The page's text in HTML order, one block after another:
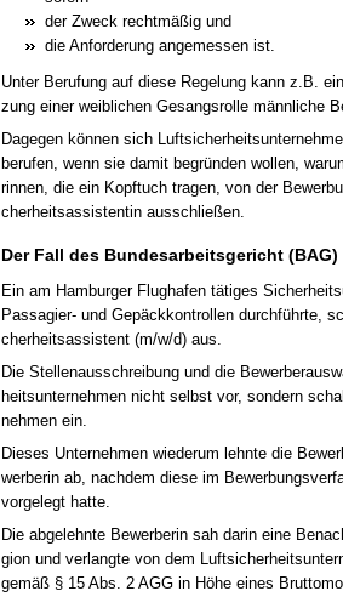
der Zweck rechtmäßig und
die An­for­de­rung an­ge­mes­sen ist.
Un­ter Be­ru­fung auf die­se Re­ge­lung kann z.B.
zung ei­ner weib­li­chen Ge­sangs­rol­le männ­li­che
Da­ge­gen können sich
be­ru­fen, wenn sie da­mit be­gründen wol­len,
rin­nen, die ein Kopf­tuch tra­gen, von der
cher­heits­as­sis­ten­tin aus­sch­ließen.
Der Fall des Bun­des­ar­beits­ge­richt (BAG)
Ein am Ham­bur­ger Flug­ha­fen täti­ges
Pas­sa­gier- und Gepäck­kon­trol­len durchführ­te,
cher­heits­as­sis­tent (m/w/d) aus.
Die Stel­len­aus­schrei­bung und die
heits­un­ter­neh­men nicht selbst vor, son­dern
neh­men ein.
Die­ses Un­ter­neh­men wie­der­um lehn­te die
wer­be­rin ab, nach­dem die­se im
vor­ge­legt hat­te.
Die ab­ge­lehn­te Be­wer­be­rin sah dar­in ei­ne
gi­on und ver­lang­te von dem
gemäß § 15 Abs. 2 AGG in Höhe ei­nes